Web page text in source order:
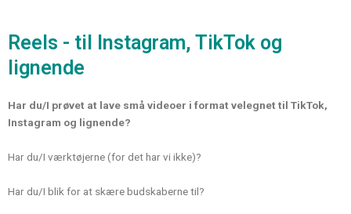
Reels - til Instagram, TikTok og
lignende
Har du/I prøvet at lave små videoer i format velegnet til TikTok,
Instagram og lignende?
Har du/I værktøjerne (for det har vi ikke)?
Har du/I blik for at skære budskaberne til?